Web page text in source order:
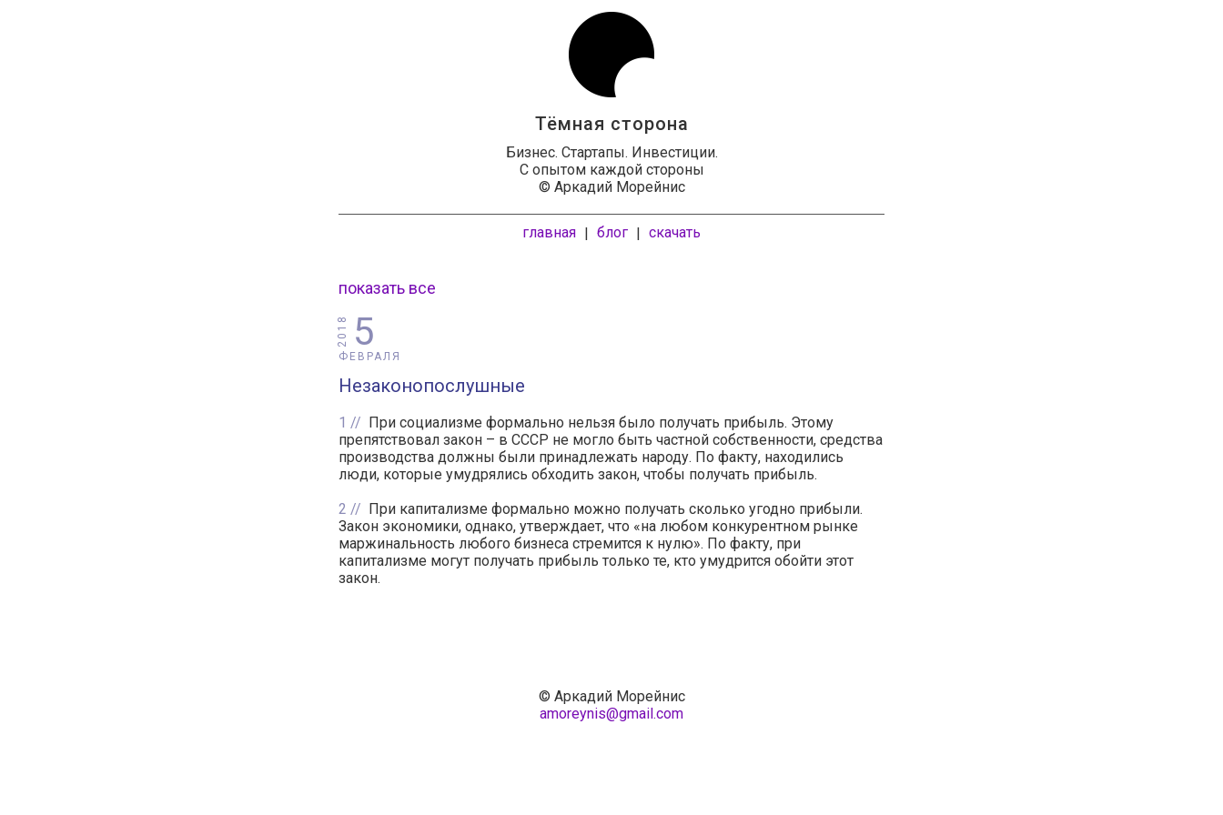
Тёмная сторона
Бизнес. Стартапы. Инвестиции.
С опытом каждой стороны
© Аркадий Морейнис
главная | блог | скачать
показать все
5
ФЕВРАЛЯ
2018
Незаконопослушные
1
При социализме формально нельзя было получать прибыль. Этому
препятствовал закон – в СССР не могло быть частной собственности, средства
производства должны были принадлежать народу. По факту, находились
люди, которые умудрялись обходить закон, чтобы получать прибыль.
2
При капитализме формально можно получать сколько угодно прибыли.
Закон экономики, однако, утверждает, что «на любом конкурентном рынке
маржинальность любого бизнеса стремится к нулю». По факту, при
капитализме могут получать прибыль только те, кто умудрится обойти этот
закон.
© Аркадий Морейнис
amoreynis@gmail.com